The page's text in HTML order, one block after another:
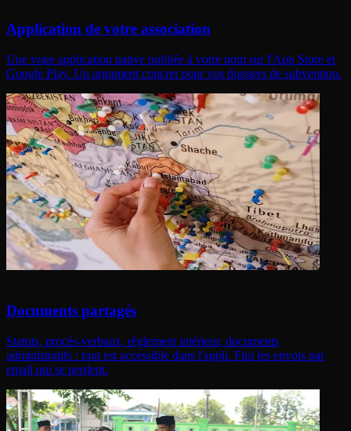
Application de votre association
Une vraie application native publiée à votre nom sur l'App Store et
Google Play. Un argument concret pour vos dossiers de subvention.
Documents partagés
Statuts, procès-verbaux, règlement intérieur, documents
administratifs : tout est accessible dans l'appli. Fini les envois par
email qui se perdent.